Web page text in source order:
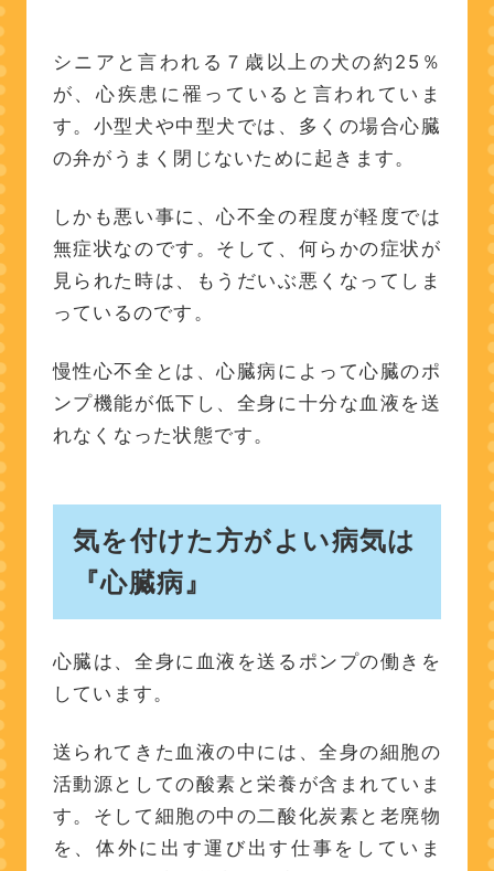
「定期的な健康診断」
老化のサイン⑤：眼が白く
なる
気を付けた方がよい病気は
「老齢性白内障」
老齢性白内障の予防は「栄
養管理」
老化のサイン⑥：シコリが
できる
気をつけた方がよい病気は
『乳腺腫瘍』
まとめ
筆者・若山正之
ル
シニアと言われる７歳以上の犬の約25％
が、心疾患に罹っていると言われていま
す。小型犬や中型犬では、多くの場合心臓
の弁がうまく閉じないために起きます。
しかも悪い事に、心不全の程度が軽度では
無症状なのです。そして、何らかの症状が
見られた時は、もうだいぶ悪くなってしま
っているのです。
慢性心不全とは、心臓病によって心臓のポ
ンプ機能が低下し、全身に十分な血液を送
れなくなった状態です。
気を付けた方がよい病気は
『心臓病』
心臓は、全身に血液を送るポンプの働きを
しています。
送られてきた血液の中には、全身の細胞の
活動源としての酸素と栄養が含まれていま
す。そして細胞の中の二酸化炭素と老廃物
を、体外に出す運び出す仕事をしていま